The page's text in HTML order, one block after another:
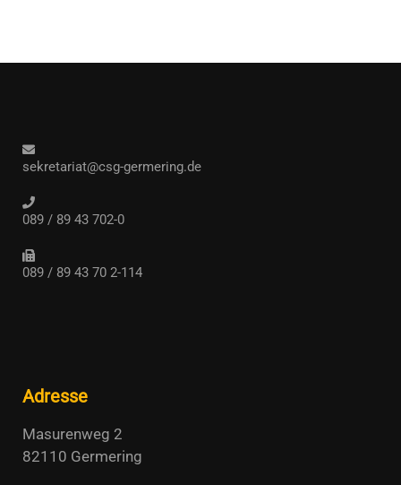
sekretariat@csg-germering.de
089 / 89 43 702-0
089 / 89 43 70 2-114
Adresse
Masurenweg 2
82110 Germering